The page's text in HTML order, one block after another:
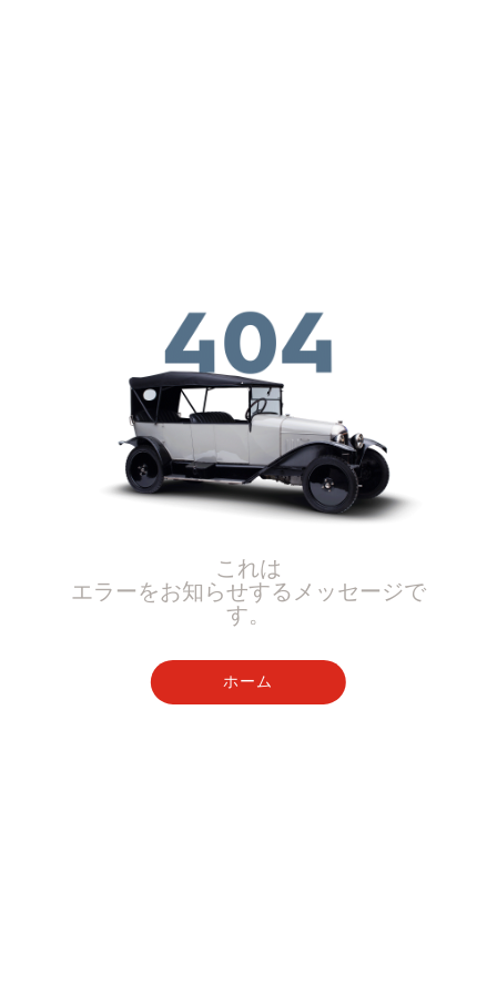
これは
エラーをお知らせするメッセージで
す。
ホーム